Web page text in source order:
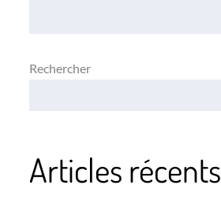
Rechercher
Articles récents